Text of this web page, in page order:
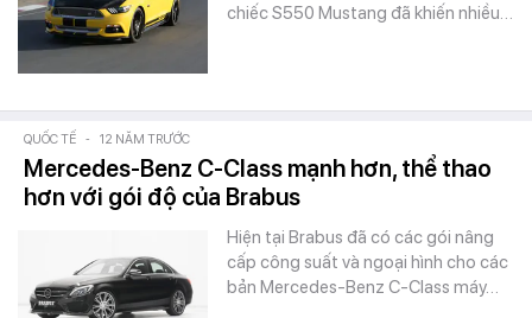
chiếc S550 Mustang đã khiến nhiều…
QUỐC TẾ - 12 NĂM TRƯỚC
Mercedes-Benz C-Class mạnh hơn, thể thao
hơn với gói độ của Brabus
Hiện tại Brabus đã có các gói nâng
cấp công suất và ngoại hình cho các
bản Mercedes-Benz C-Class máy…